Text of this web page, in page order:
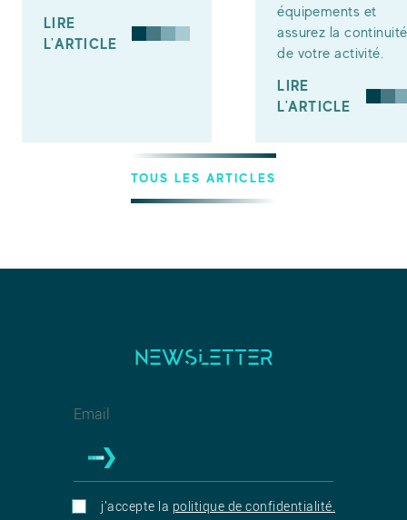
LIRE
L'ARTICLE
équipements et
assurez la continuité
de votre activité.
LIRE
L'ARTICLE
TOUS LES ARTICLES
NEWSLETTER
j'accepte la politique de confidentialité.